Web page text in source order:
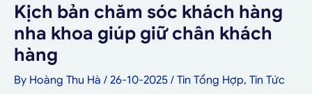
Kịch bản chăm sóc khách hàng
nha khoa giúp giữ chân khách
hàng
By Hoàng Thu Hà / 26-10-2025 / Tin Tổng Hợp, Tin Tức